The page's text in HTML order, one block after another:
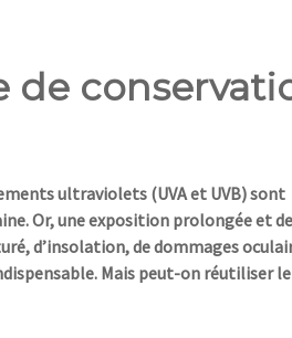
de
ultraviolets (UVA et UVB) sont
Or, une exposition prolongée et
d’insolation, de dommages
Mais peut-on réutiliser